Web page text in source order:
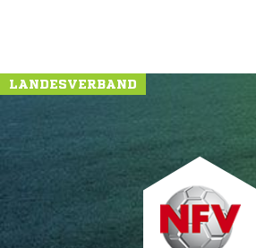
LANDESVERBAND